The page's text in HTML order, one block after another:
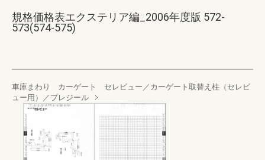
規格価格表エクステリア編_2006年度版 572-
573(574-575)
車庫まわり カーゲート セレビュー／カーゲート取替え柱（セレビ
ュー用）／プレジール